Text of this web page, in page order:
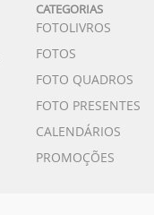
CATEGORIAS
FOTOLIVROS
FOTOS
FOTO QUADROS
FOTO PRESENTES
CALENDÁRIOS
PROMOÇÕES